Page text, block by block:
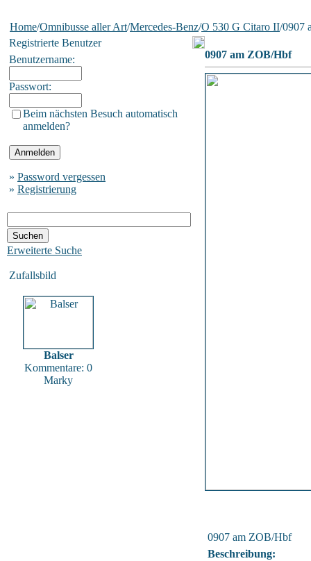
Home/Omnibusse aller Art/Mercedes-Benz/O 530 G Citaro II/0907
Registrierte Benutzer
Benutzername:
Passwort:
Beim nächsten Besuch automatisch
anmelden?
» Password vergessen
» Registrierung
Erweiterte Suche
Zufallsbild
Balser
Kommentare: 0
Marky
0907 am ZOB/Hbf
0907 am ZOB/Hbf
Beschreibung: